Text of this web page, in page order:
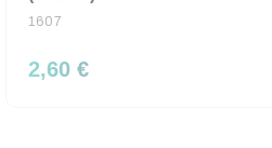
1607
2,60 €